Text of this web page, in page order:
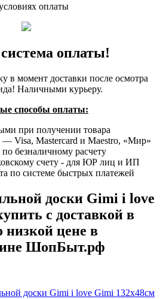
оплаты
оплаты!
в момент доставки после осмотра
Наличными курьеру.
способы оплаты:
при получении товара
— Visa, Mastercard и Maestro, «Мир»
безналичному расчету
счету - для ЮР лиц и ИП
по системе быстрых платежей
доски Gimi i love
с доставкой в
низкой цене в
ШопБыт.рф